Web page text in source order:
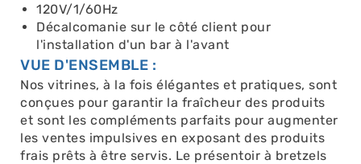
120V/1/60Hz
Décalcomanie sur le côté client pour
l'installation d'un bar à l'avant
VUE D'ENSEMBLE :
Nos vitrines, à la fois élégantes et pratiques, sont
conçues pour garantir la fraîcheur des produits
et sont les compléments parfaits pour augmenter
les ventes impulsives en exposant des produits
frais prêts à être servis. Le présentoir à bretzels